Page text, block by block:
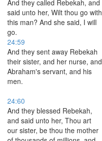
And they called Rebekah, and
said unto her, Wilt thou go with
this man? And she said, I will
go.
24:59
And they sent away Rebekah
their sister, and her nurse, and
Abraham's servant, and his
men.
24:60
And they blessed Rebekah,
and said unto her, Thou art
our sister, be thou the mother